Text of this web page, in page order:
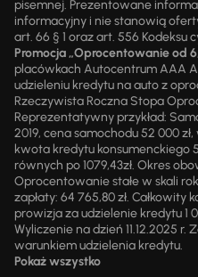
pisemnej. Prezentowane
informacyjny i nie stanowią
art. 66 § 1 oraz art. 556 Kodeksu
Promocja „Oprocentowanie od
placówkach Autocentrum AAA
udzieleniu kredytu na auto z
Rzeczywista Roczna Stopa
Reprezentatywny przykład:
2019, cena samochodu 52 000 zł,
kwota kredytu konsumenckiego
równych po 1079,43zł. Okres
Oprocentowanie stałe w skali
zapłaty: 64 765,80 zł. Całkowity
prowizja za udzielenie kredytu 1
Wyliczenie na dzień 11.12.2025
warunkiem udzielenia kredytu.
Pokaż wszystko